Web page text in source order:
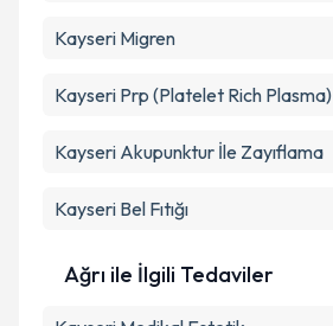
Kayseri Migren
Kayseri Prp (Platelet Rich Plasma)
Kayseri Akupunktur İle Zayıflama
Kayseri Bel Fıtığı
Ağrı ile İlgili Tedaviler